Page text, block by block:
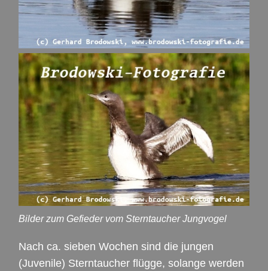
Bilder zum Gefieder vom Sterntaucher Jungvogel
Nach ca. sieben Wochen sind die jungen
(Juvenile) Sterntaucher flügge, solange werden